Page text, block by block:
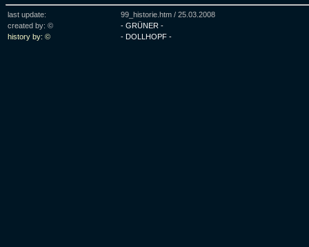
last update: 99_historie.htm / 25.03.2008
created by: ©
- GRÜNER -
history by: ©
- DOLLHOPF -